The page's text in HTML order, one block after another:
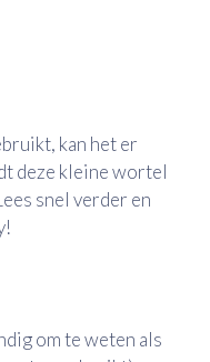
kan het er
deze kleine wortel
snel verder en
om te weten als